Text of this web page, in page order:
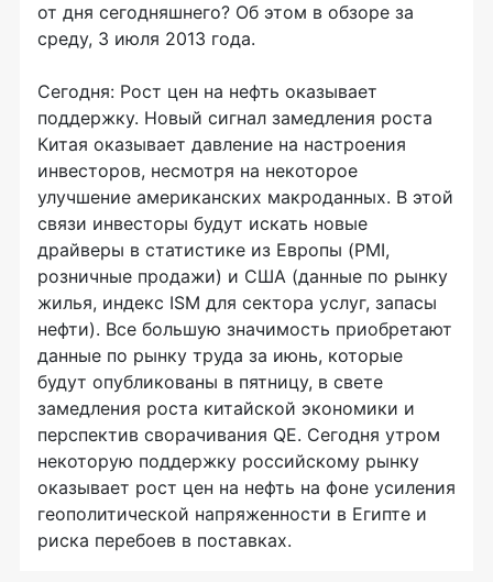
от дня сегодняшнего? Об этом в обзоре за
среду, 3 июля 2013 года.
Сегодня: Рост цен на нефть оказывает
поддержку. Новый сигнал замедления роста
Китая оказывает давление на настроения
инвесторов, несмотря на некоторое
улучшение американских макроданных. В этой
связи инвесторы будут искать новые
драйверы в статистике из Европы (PMI,
розничные продажи) и США (данные по рынку
жилья, индекс ISM для сектора услуг, запасы
нефти). Все большую значимость приобретают
данные по рынку труда за июнь, которые
будут опубликованы в пятницу, в свете
замедления роста китайской экономики и
перспектив сворачивания QE. Сегодня утром
некоторую поддержку российскому рынку
оказывает рост цен на нефть на фоне усиления
геополитической напряженности в Египте и
риска перебоев в поставках.